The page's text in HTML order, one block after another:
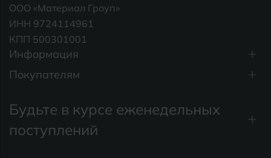
Информация
Покупателям
ООО «Материал Гроуп»
ИНН 9724114961
КПП 500301001
Будьте в курсе еженедельных
поступлений